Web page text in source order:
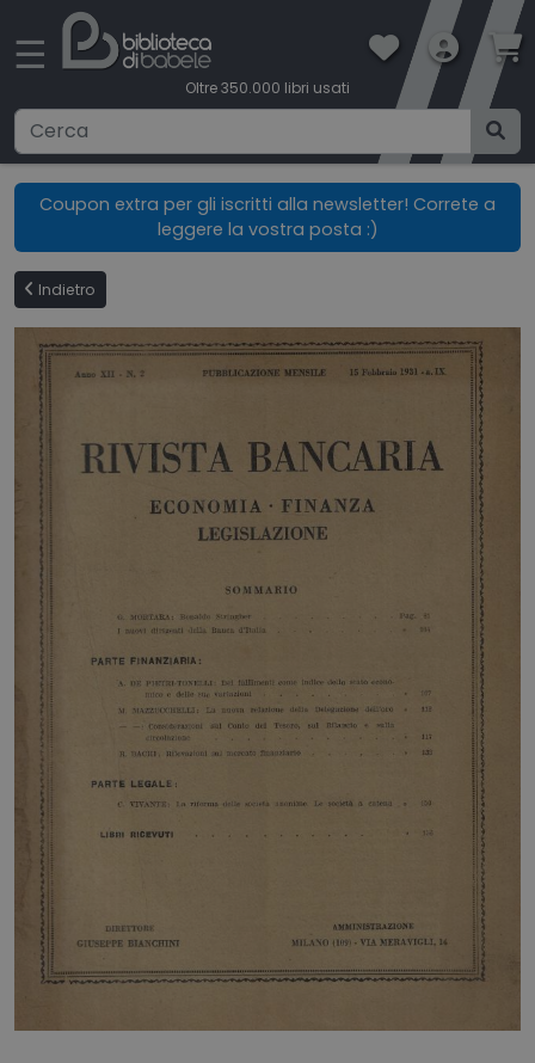
☰
Oltre 350.000 libri usati
Ricerca avanzata
CONDIZIONI DI VENDITA
BOOKLOVERS CARD
BLOG
CHI SIAMO
NEWSLETTER
Coupon extra per gli iscritti alla newsletter! Correte a
leggere la vostra posta :)
Indietro